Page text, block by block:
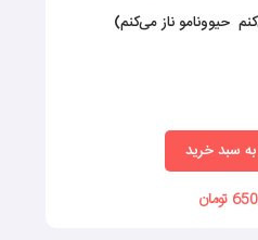
حیوونامو ناز می‌کنم)
سبد خرید